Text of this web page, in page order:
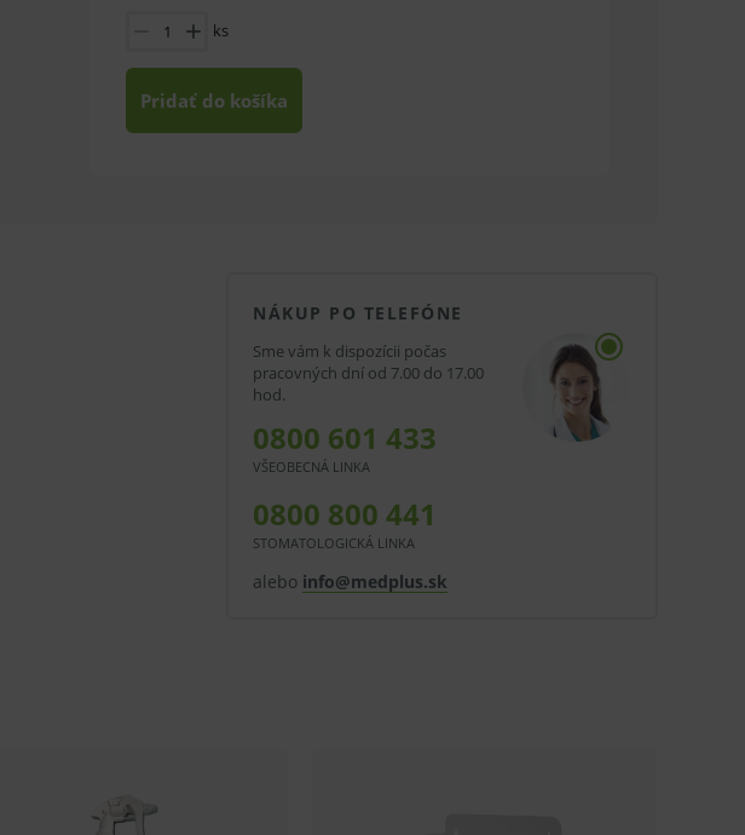
ks
Pridať do košíka
NÁKUP PO TELEFÓNE
Sme vám k dispozícii počas
pracovných dní od 7.00 do 17.00
hod.
0800 601 433
VŠEOBECNÁ LINKA
0800 800 441
STOMATOLOGICKÁ LINKA
alebo info@medplus.sk